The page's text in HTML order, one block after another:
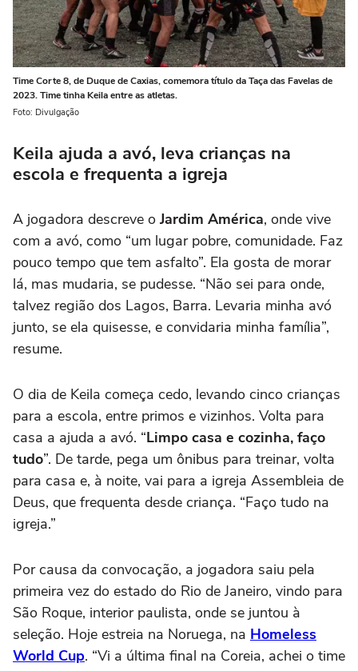
Time Corte 8, de Duque de Caxias, comemora título da Taça das Favelas de
2023. Time tinha Keila entre as atletas.
Foto: Divulgação
Keila ajuda a avó, leva crianças na
escola e frequenta a igreja
A jogadora descreve o Jardim América, onde vive
com a avó, como “um lugar pobre, comunidade. Faz
pouco tempo que tem asfalto”. Ela gosta de morar
lá, mas mudaria, se pudesse. “Não sei para onde,
talvez região dos Lagos, Barra. Levaria minha avó
junto, se ela quisesse, e convidaria minha família”,
resume.
O dia de Keila começa cedo, levando cinco crianças
para a escola, entre primos e vizinhos. Volta para
casa a ajuda a avó. “Limpo casa e cozinha, faço
tudo”. De tarde, pega um ônibus para treinar, volta
para casa e, à noite, vai para a igreja Assembleia de
Deus, que frequenta desde criança. “Faço tudo na
igreja.”
Por causa da convocação, a jogadora saiu pela
primeira vez do estado do Rio de Janeiro, vindo para
São Roque, interior paulista, onde se juntou à
seleção. Hoje estreia na Noruega, na Homeless
World Cup. “Vi a última final na Coreia, achei o time